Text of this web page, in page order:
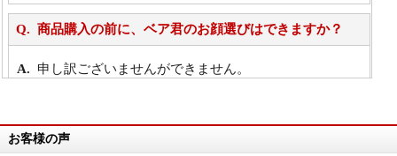
商品購入の前に、ベア君のお顔選びはできますか？
申し訳ございませんができません。
万が一欲しい商品が見つからない場合は、探して取り
お客様の声